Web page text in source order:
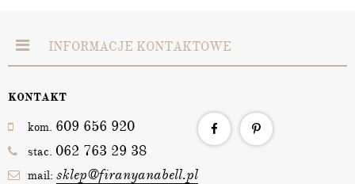
INFORMACJE KONTAKTOWE
KONTAKT
kom. 609 656 920
stac. 062 763 29 38
mail: sklep@firanyanabell.pl